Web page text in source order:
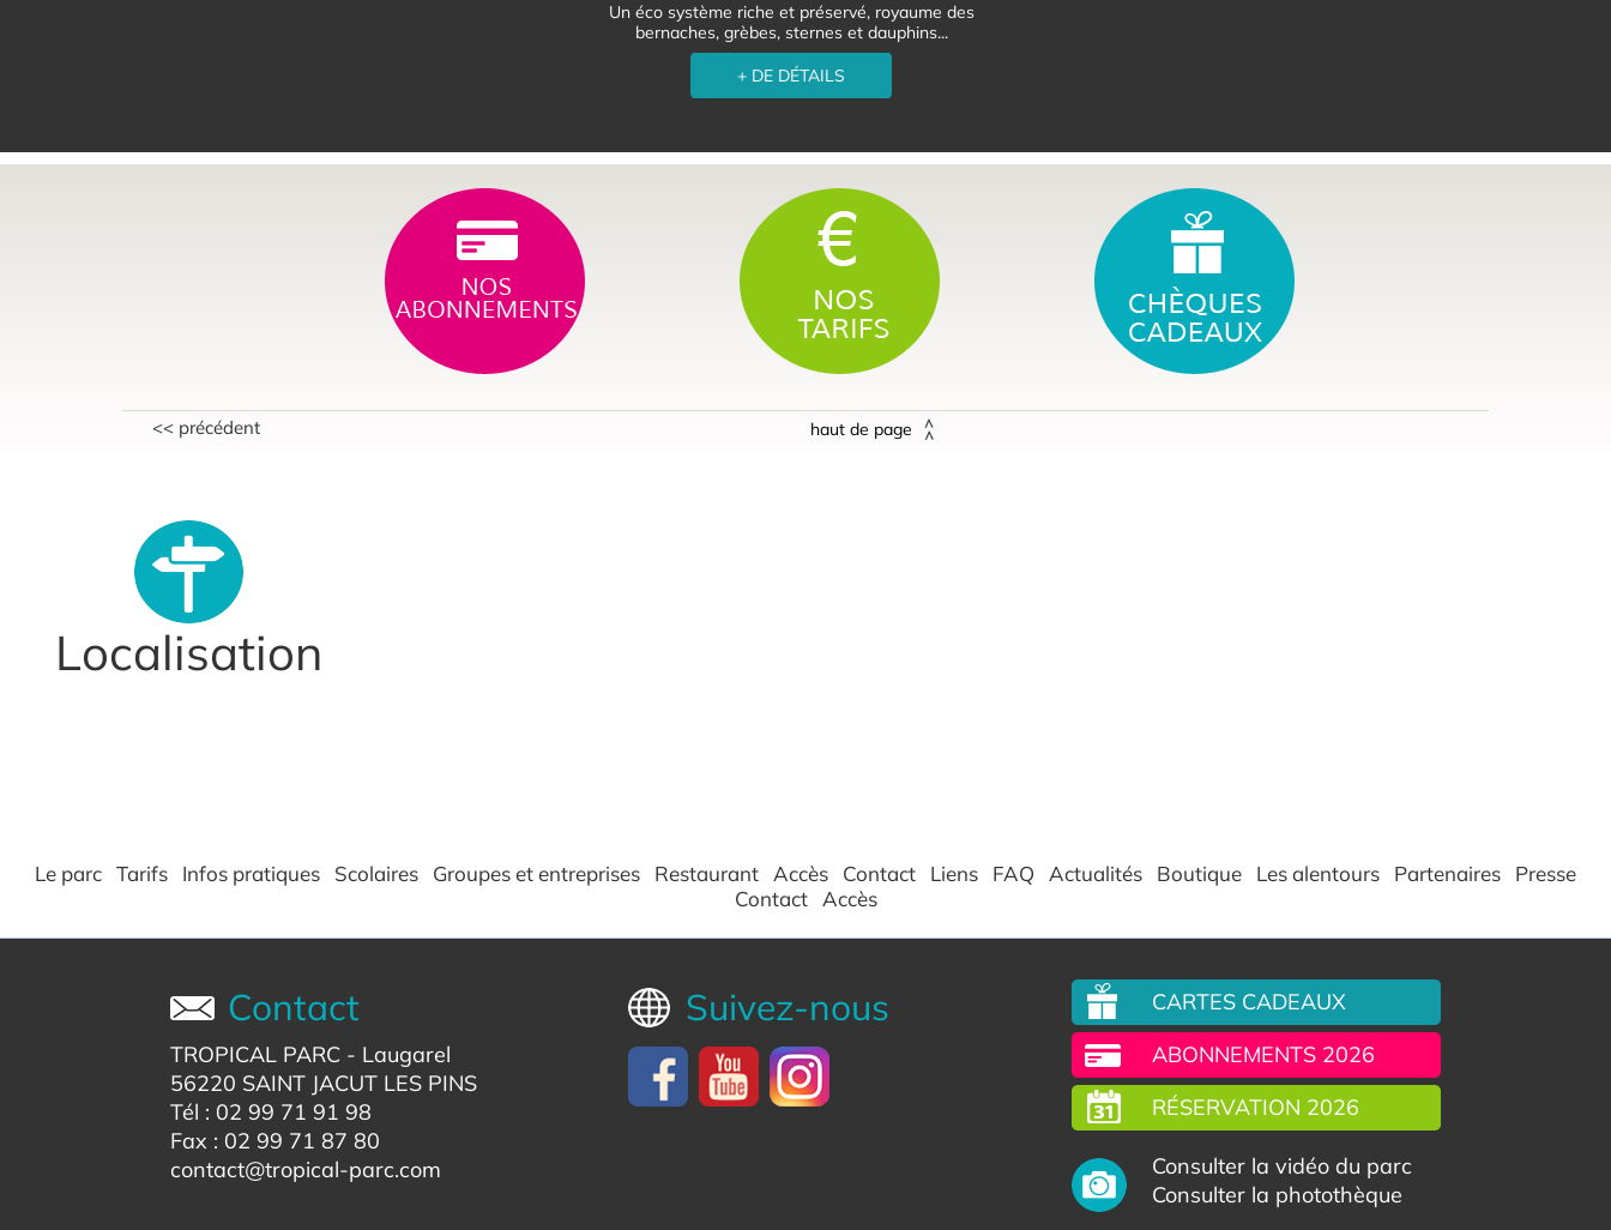
Un éco système riche et préservé, royaume des
bernaches, grèbes, sternes et dauphins...
+ DE DÉTAILS
<< précédent haut de page
Localisation
Le parc Tarifs Infos pratiques Scolaires Groupes et entreprises Restaurant Accès Contact Liens FAQ Actualités Boutique Les alentours Partenaires
Presse
Contact Accès
Contact
TROPICAL PARC - Laugarel
56220 SAINT JACUT LES PINS
Tél : 02 99 71 91 98
Fax : 02 99 71 87 80
contact@tropical-parc.com
Suivez-nous
CARTES CADEAUX
ABONNEMENTS 2026
RÉSERVATION 2026
Consulter la vidéo du parc
Consulter la photothèque